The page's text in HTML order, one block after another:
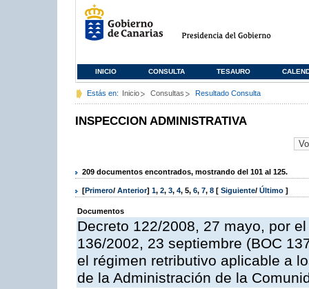
INICIO CONSULTA TESAURO
Estás en: Inicio Consultas Resultado Consulta
INSPECCION ADMINISTRATIVA
209 documentos encontrados, mostrando del 101 al 125.
[Primero/ Anterior] 1, 2, 3, 4, 5, 6, 7, 8 [ Siguiente/ Último ]
Documentos
Decreto 122/2008, 27 mayo, por
136/2002, 23 septiembre (BOC
el régimen retributivo aplicable a
de la Administración de la